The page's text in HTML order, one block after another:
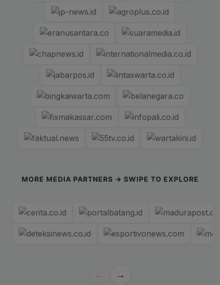
MORE MEDIA PARTNERS → SWIPE TO EXPLORE
← →